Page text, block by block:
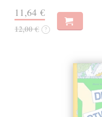
11,64 €
12,00 € ?